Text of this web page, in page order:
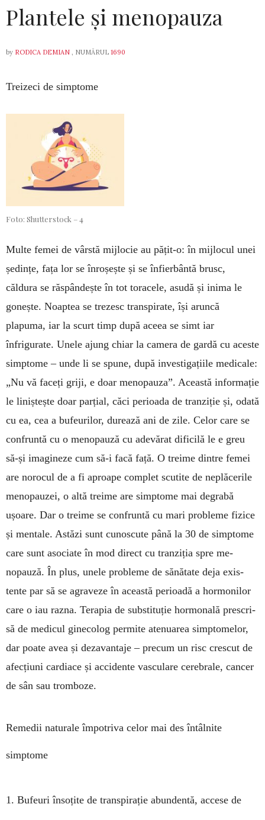
Plantele și menopauza
by RODICA DEMIAN , NUMĂRUL 1690
Treizeci de simptome
Foto: Shutterstock – 4
Multe femei de vârstă mijlocie au pățit-o: în mijl­ocul unei
ședințe, fața lor se înroșește și se în­fierbântă brusc,
căldura se răspândește în tot tora­cele, asudă și inima le
gonește. Noaptea se trezesc transpirate, își aruncă
plapuma, iar la scurt timp după aceea se simt iar
înfrigurate. Unele ajung chiar la camera de gardă cu aces­te
simptome – un­de li se spu­ne, după investigațiile medi­cale:
„Nu vă fa­ceți griji, e doar meno­pa­u­za”. Această in­formație
le li­niștește doar parțial, căci pe­rioada de tranziție și, odată
cu ea, cea a bufeurilor, durează ani de zile. Ce­lor care se
con­fruntă cu o menopauză cu ade­vă­rat di­ficilă le e greu
să-și imagineze cum să-i facă față. O treime dintre femei
are noro­cul de a fi a­proa­pe complet scu­tite de ne­plăcerile
meno­pa­uzei, o altă treime are simp­tome mai degrabă
ușoare. Dar o trei­me se confruntă cu mari probleme fizice
și mentale. Astăzi sunt cunoscute până la 30 de simp­tome
care sunt aso­ciate în mod direct cu tranziția spre me­
nopauză. În plus, unele pro­bleme de sănă­tate deja exis­
tente par să se agraveze în aceas­tă perioadă a hormonilor
care o iau razna. Terapia de substituție hormonală pre­­scri­
să de medicul gine­colog per­mite ate­nuarea simp­tomelor,
dar poate avea și dezavan­taje – precum un risc crescut de
afecțiuni car­diace și accidente vasculare cerebrale, cancer
de sân sau tromboze.
Remedii naturale împotriva celor mai des întâlnite
simptome
1. Bufeuri însoțite de trans­pi­ra­ție abun­dentă, accese de